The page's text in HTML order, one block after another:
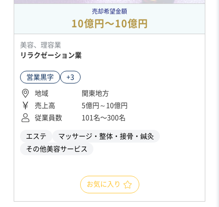
売却希望金額
10億円〜10億円
美容、理容業
リラクゼーション業
営業黒字 +3
地域
関東地方
売上高
5億円～10億円
従業員数
101名〜300名
エステ
マッサージ・整体・接骨・鍼灸
その他美容サービス
お気に入り